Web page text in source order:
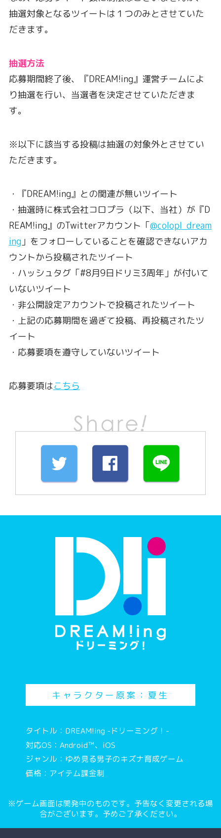
抽選対象となるツイートは１つのみとさせていた
だきます。
抽選方法
応募期間終了後、『DREAM!ing』運営チームによ
り抽選を行い、当選者を決定させていただきま
す。
※以下に該当する投稿は抽選の対象外とさせてい
ただきます。
・『DREAM!ing』との関連が無いツイート
・抽選時に株式会社コロプラ（以下、当社）が『D
REAM!ing』のTwitterアカウント「@colopl_dream
ing」をフォローしていることを確認できないアカ
ウントから投稿されたツイート
・ハッシュタグ「#8月9日ドリミ3周年」が付いて
いないツイート
・非公開設定アカウントで投稿されたツイート
・上記の応募期間を過ぎて投稿、再投稿されたツ
イート
・応募要項を遵守していないツイート
応募要項はこちら
キャラクター原案：夏生
タイトル：DREAM!ing -ドリーミング！-
対応OS：Android™、iOS
ジャンル：ゆめ見る男子のキズナ育成ゲーム
価格：アイテム課金制
※ゲーム画面は開発中のものです。予告なく変更される場
合がございます。予めご了承ください。